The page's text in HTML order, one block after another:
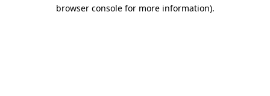
browser console for more information).